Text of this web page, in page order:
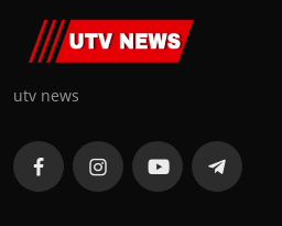
utv news